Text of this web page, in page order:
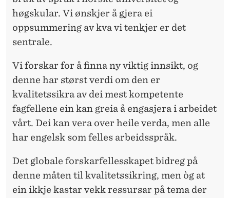
høgskular. Vi ønskjer å gjera ei
oppsummering av kva vi tenkjer er det
sentrale.
Vi forskar for å finna ny viktig innsikt, og
denne har størst verdi om den er
kvalitetssikra av dei mest kompetente
fagfellene ein kan greia å engasjera i arbeidet
vårt. Dei kan vera over heile verda, men alle
har engelsk som felles arbeidsspråk.
Det globale forskarfellesskapetbidreg på
denne måten til kvalitetssikring, men òg at
ein ikkje kastar vekk ressursar på tema der